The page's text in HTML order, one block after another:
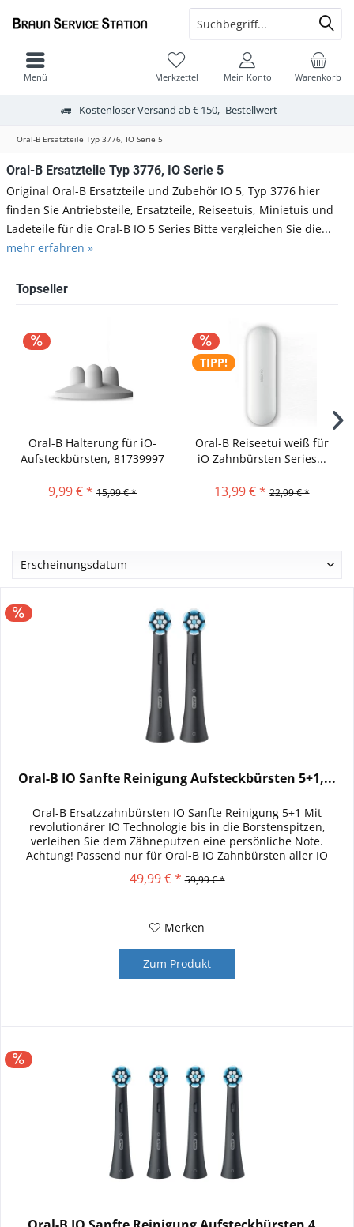
Kostenloser Versand ab € 150,- Bestellwert
Warenkorb
Merkzettel Mein Konto
Menü
Oral-B Ersatzteile Typ 3776, IO Serie 5
Oral-B Ersatzteile Typ 3776, IO Serie 5
Original Oral-B Ersatzteile und Zubehör IO 5, Typ 3776 hier
finden Sie Antriebsteile, Ersatzteile, Reiseetuis, Minietuis und
Ladeteile für die Oral-B IO 5 Series Bitte vergleichen Sie die...
mehr erfahren »
Topseller
Oral-B Halterung für iO-
Aufsteckbürsten, 81739997
9,99 € * 15,99 € *
TIPP!
Oral-B Reiseetui weiß für
iO Zahnbürsten Series...
13,99 € * 22,99 € *
Oral-B IO Sanfte Reinigung Aufsteckbürsten 5+1,...
Oral-B Ersatzzahnbürsten IO Sanfte Reinigung 5+1 Mit
revolutionärer IO Technologie bis in die Borstenspitzen,
verleihen Sie dem Zähneputzen eine persönliche Note.
Achtung! Passend nur für Oral-B IO Zahnbürsten aller IO
49,99 € * 59,99 € *
Merken
Zum Produkt